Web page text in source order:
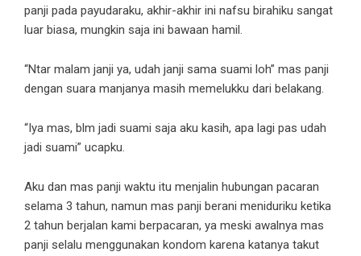
panji pada payudaraku, akhir-akhir ini nafsu birahiku sangat
luar biasa, mungkin saja ini bawaan hamil.
“Ntar malam janji ya, udah janji sama suami loh” mas panji
dengan suara manjanya masih memelukku dari belakang.
“Iya mas, blm jadi suami saja aku kasih, apa lagi pas udah
jadi suami” ucapku.
Aku dan mas panji waktu itu menjalin hubungan pacaran
selama 3 tahun, namun mas panji berani meniduriku ketika
2 tahun berjalan kami berpacaran, ya meski awalnya mas
panji selalu menggunakan kondom karena katanya takut